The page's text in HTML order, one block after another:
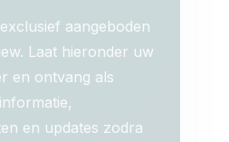
aangeboden
Laat hieronder uw
en ontvang als
en updates zodra